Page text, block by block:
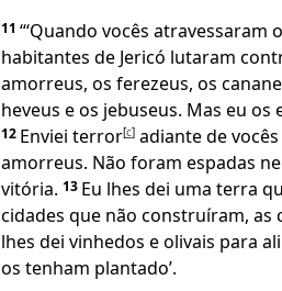
11 “‘Quando vocês atravessaram
habitantes de Jericó lutaram
amorreus, os ferezeus, os
heveus e os jebuseus. Mas eu
12 Enviei terror[c] adiante de
amorreus. Não foram espadas
vitória. 13 Eu lhes dei uma terra
cidades que não construíram, as
lhes dei vinhedos e olivais para
os tenham plantado’.